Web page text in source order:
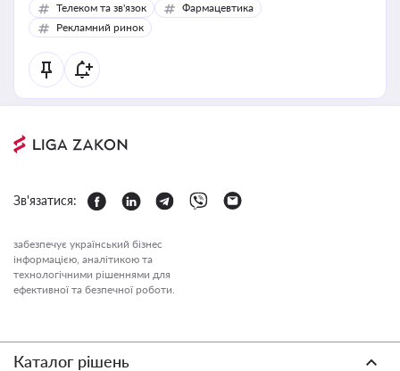
Телеком та зв'язок
Фармацевтика
Рекламний ринок
Зв'язатися:
забезпечує український бізнес
інформацією, аналітикою та
технологічними рішеннями для
ефективної та безпечної роботи.
Каталог рішень